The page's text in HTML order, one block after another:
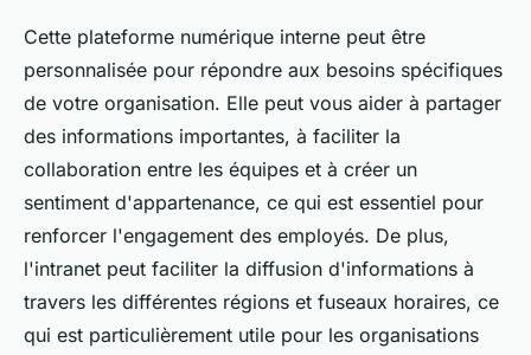
Cette plateforme numérique interne peut être
personnalisée pour répondre aux besoins spécifiques
de votre organisation. Elle peut vous aider à partager
des informations importantes, à faciliter la
collaboration entre les équipes et à créer un
sentiment d'appartenance, ce qui est essentiel pour
renforcer l'engagement des employés. De plus,
l'intranet peut faciliter la diffusion d'informations à
travers les différentes régions et fuseaux horaires, ce
qui est particulièrement utile pour les organisations